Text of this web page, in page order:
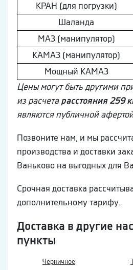
КРАН (для погрузки)
Шaлaнда
МAЗ (манипулятор)
КAМAЗ (манипулятор)
Мощный КAМAЗ
Цены могут быть другими
из расчетарасстояния 259
являются публичной
Позвоните нам, и мы
производства и доставки
Ваньково на выгодных для
Срочная доставка
дополнительному тарифу.
Доставка в другие
пункты
Черничное